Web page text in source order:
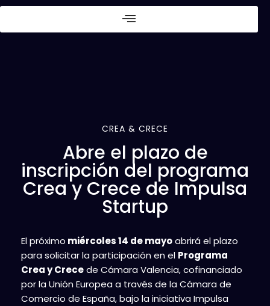
CREA & CRECE
Abre el plazo de
inscripción del programa
Crea y Crece de Impulsa
Startup
El próximo miércoles 14 de mayoabrirá el plazo
para solicitar la participación en el Programa
Crea y Crecede Cámara Valencia, cofinanciado
por la Unión Europea a través de la Cámara de
Comercio de España, bajo la iniciativa Impulsa